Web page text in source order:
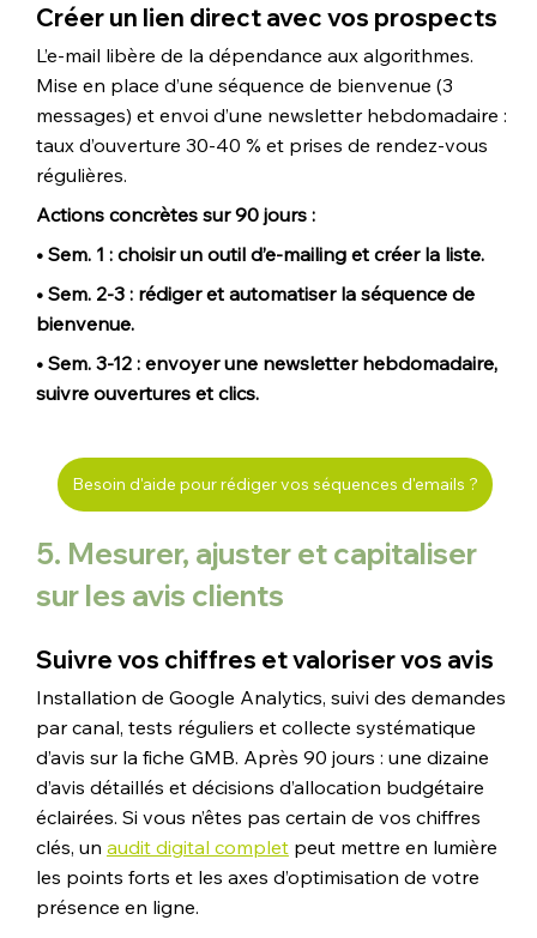
Créer un lien direct avec vos prospects
L’e-mail libère de la dépendance aux algorithmes.
Mise en place d’une séquence de bienvenue (3
messages) et envoi d’une newsletter hebdomadaire :
taux d’ouverture 30-40 % et prises de rendez-vous
régulières.
Actions concrètes sur 90 jours :
• Sem. 1 : choisir un outil d’e-mailing et créer la liste.
• Sem. 2-3 : rédiger et automatiser la séquence de
bienvenue.
• Sem. 3-12 : envoyer une newsletter hebdomadaire,
suivre ouvertures et clics.
Besoin d'aide pour rédiger vos séquences d'emails ?
5. Mesurer, ajuster et capitaliser
sur les avis clients
Suivre vos chiffres et valoriser vos avis
Installation de Google Analytics, suivi des demandes
par canal, tests réguliers et collecte systématique
d’avis sur la fiche GMB. Après 90 jours : une dizaine
d’avis détaillés et décisions d’allocation budgétaire
éclairées. Si vous n’êtes pas certain de vos chiffres
clés, un audit digital complet peut mettre en lumière
les points forts et les axes d’optimisation de votre
présence en ligne.